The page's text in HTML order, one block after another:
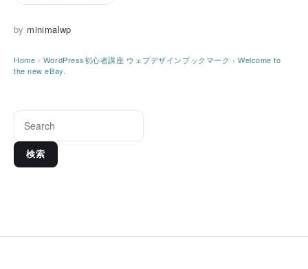
by minimalwp
Home › WordPress初心者講座 ウェブデザインブックマーク › Welcome to
the new eBay.
検索